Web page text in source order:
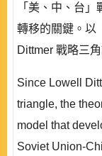
「美、中、台
轉移的關鍵。以
Dittmer 戰略三
Since Lowell
triangle, the
model that
Soviet Union-